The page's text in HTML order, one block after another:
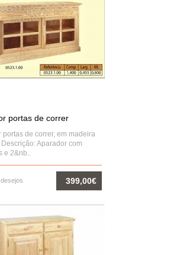
portas de correr
portas de correr, em madeira
Aparador com
e 2&nb..
399,00€